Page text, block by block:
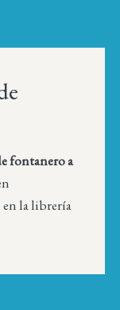
fontanero a
en la librería